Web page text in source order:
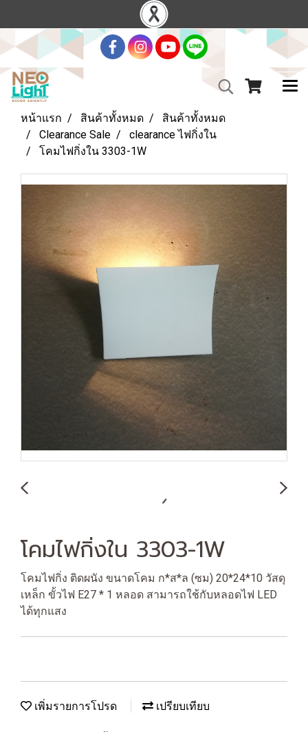
หน้าแรก สินค้าทั้งหมด
สินค้าทั้งหมด
Clearance Sale
clearance ไฟกิ่งใน
โคมไฟกิ่งใน 3303-1W
โคมไฟกิ่งใน 3303-1W
โคมไฟกิ่ง ติดผนัง ขนาดโคม ก*ส*ล (ซม) 20*24*10 วัสดุ
เหล็ก ขั้วไฟ E27 * 1 หลอด สามารถใช้กับหลอดไฟ LED
ได้ทุกแสง
เพิ่มรายการโปรด เปรียบเทียบ